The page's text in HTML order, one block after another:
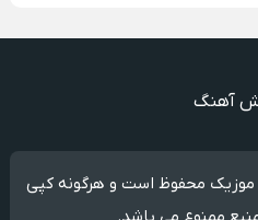
آهنگ
موزیک محفوظ است و هرگونه کپی